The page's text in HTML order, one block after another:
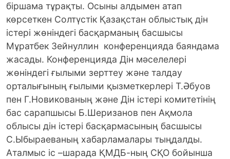
біршама тұрақты. Осыны алдымен атап
көрсеткен Солтүстік Қазақстан облыстық дін
істері жөніндегі басқарманың басшысы
Мұратбек Зейнуллин конференцияда баяндама
жасады. Конференцияда Дін мәселелері
жөніндегі ғылыми зерттеу және талдау
орталығының ғылыми қызметкерлері Т.Әбуов
пен Г.Новикованың және Дін істері комитетінің
бас сарапшысы Б.Шеризанов пен Ақмола
облысы дін істері басқармасының басшысы
С.Ыбыраеваның хабарламалары тыңдалды.
Аталмыс іс –шарада ҚМДБ-ның СҚО бойынша